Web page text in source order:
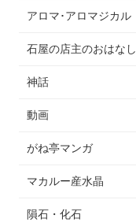
アロマ･アロマジカル
石屋の店主のおはなし
神話
動画
がね亭マンガ
マカルー産水晶
隕石・化石